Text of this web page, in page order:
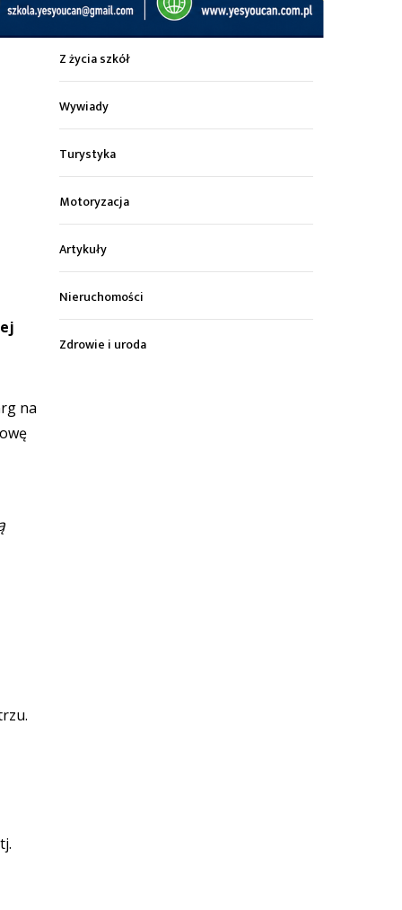
na
Wiadomości z regionu
Z życia szkół
Wywiady
Turystyka
Motoryzacja
Artykuły
Nieruchomości
Zdrowie i uroda